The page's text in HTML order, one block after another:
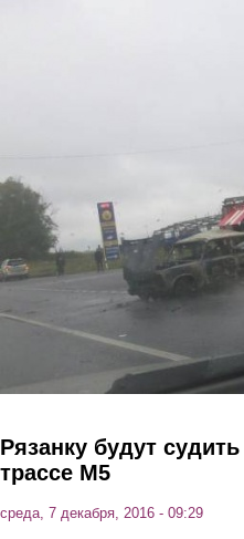
Рязанку будут
трассе М5
среда, 7 декабря, 2016 - 09:29